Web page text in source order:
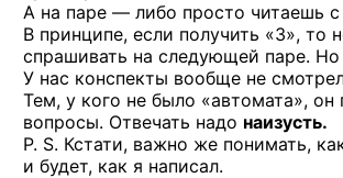
А на паре — либо просто читаешь с
В принципе, если получить «3», то
спрашивать на следующей паре.
У нас конспекты вообще не
Тем, у кого не было «автомата»,
вопросы. Отвечать надо наизусть.
P. S. Кстати, важно же понимать,
и будет, как я написал.